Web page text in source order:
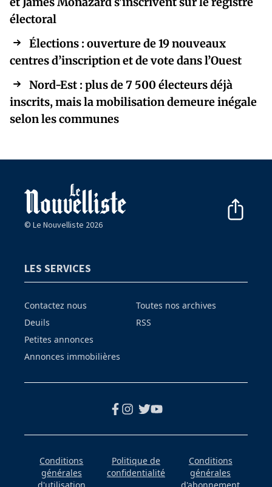
électoral
Élections : ouverture de 19 nouveaux
centres d’inscription et de vote dans l’Ouest
Nord-Est : plus de 7 500 électeurs déjà
inscrits, mais la mobilisation demeure inégale
selon les communes
© Le Nouvelliste 2026
LES SERVICES
Contactez nous
Deuils
Petites annonces
Annonces immobilières
Toutes nos archives
RSS
Conditions
générales
Politique de
confidentialité
Conditions
générales